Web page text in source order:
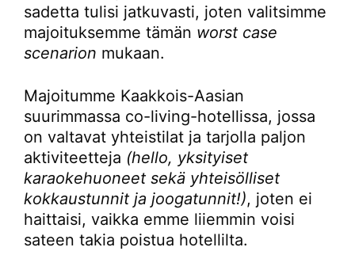
sadetta tulisi jatkuvasti, joten valitsimme
majoituksemme tämän worst case
scenarion mukaan.
Majoitumme Kaakkois-Aasian
suurimmassa co-living-hotellissa, jossa
on valtavat yhteistilat ja tarjolla paljon
aktiviteetteja (hello, yksityiset
karaokehuoneet sekä yhteisölliset
kokkaustunnit ja joogatunnit!), joten ei
haittaisi, vaikka emme liiemmin voisi
sateen takia poistua hotellilta.